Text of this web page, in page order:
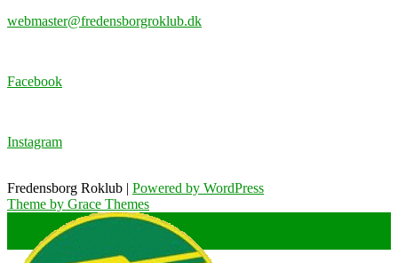
webmaster@fredensborgroklub.dk
Facebook
Instagram
Fredensborg Roklub | Powered by WordPress
Theme by Grace Themes